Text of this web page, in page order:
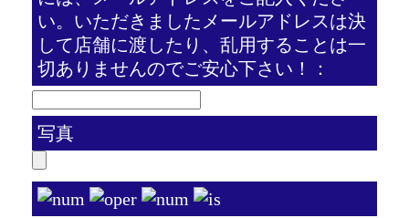
い。いただきましたメールアドレスは決
して店舗に渡したり、乱用することは一
切ありませんのでご安心下さい！：
写真